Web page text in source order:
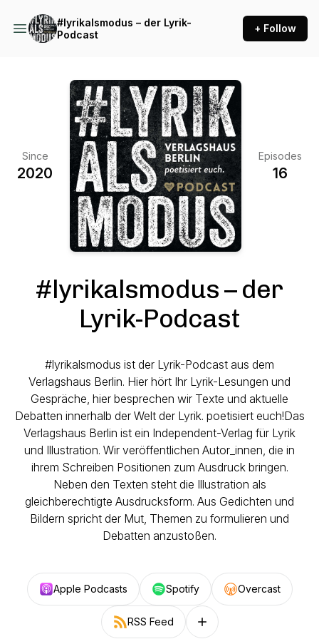
#lyrikalsmodus – der Lyrik-
Podcast
+ Follow
Since
2020
Episodes
16
#lyrikalsmodus – der
Lyrik-Podcast
#lyrikalsmodus ist der Lyrik-Podcast aus dem
Verlagshaus Berlin. Hier hört Ihr Lyrik-Lesungen und
Gespräche, hier besprechen wir Texte und aktuelle
Debatten innerhalb der Welt der Lyrik. poetisiert euch!Das
Verlagshaus Berlin ist ein Independent-Verlag für Lyrik
und Illustration. Wir veröffentlichen Autor_innen, die in
ihrem Schreiben Positionen zum Ausdruck bringen.
Neben den Texten steht die Illustration als
gleichberechtigte Ausdrucksform. Aus Gedichten und
Bildern spricht der Mut, Themen zu formulieren und
Debatten anzustoßen.
Apple Podcasts Spotify Overcast
RSS Feed Follow on other platforms